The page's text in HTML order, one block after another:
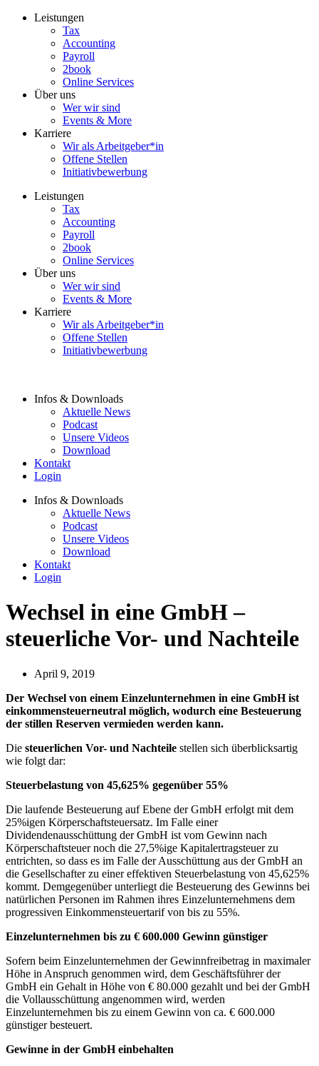
Zum
Leistungen
Tax
Accounting
Payroll
2book
Online Services
Über uns
Wer wir sind
Events & More
Karriere
Wir als Arbeitgeber*in
Offene Stellen
Initiativbewerbung
Leistungen
Tax
Accounting
Payroll
2book
Online Services
Über uns
Wer wir sind
Events & More
Karriere
Wir als Arbeitgeber*in
Offene Stellen
Initiativbewerbung
Infos & Downloads
Aktuelle News
Podcast
Unsere Videos
Download
Kontakt
Login
Infos & Downloads
Aktuelle News
Podcast
Unsere Videos
Download
Kontakt
Login
Wechsel in eine GmbH –
steuerliche Vor- und Nachteile
April 9, 2019
Der Wechsel von einem Einzelunternehmen in eine GmbH ist
einkommensteuerneutral möglich, wodurch eine Besteuerung
der stillen Reserven vermieden werden kann.
Die steuerlichen Vor- und Nachteile stellen sich überblicksartig
wie folgt dar:
Steuerbelastung von 45,625% gegenüber 55%
Die laufende Besteuerung auf Ebene der GmbH erfolgt mit dem
25%igen Körperschaftsteuersatz. Im Falle einer
Dividendenausschüttung der GmbH ist vom Gewinn nach
Körperschaftsteuer noch die 27,5%ige Kapitalertragsteuer zu
entrichten, so dass es im Falle der Ausschüttung aus der GmbH an
die Gesellschafter zu einer effektiven Steuerbelastung von 45,625%
kommt. Demgegenüber unterliegt die Besteuerung des Gewinns bei
natürlichen Personen im Rahmen ihres Einzelunternehmens dem
progressiven Einkommensteuertarif von bis zu 55%.
Einzelunternehmen bis zu € 600.000 Gewinn günstiger
Sofern beim Einzelunternehmen der Gewinnfreibetrag in maximaler
Höhe in Anspruch genommen wird, dem Geschäftsführer der
GmbH ein Gehalt in Höhe von € 80.000 gezahlt und bei der GmbH
die Vollausschüttung angenommen wird, werden
Einzelunternehmen bis zu einem Gewinn von ca. € 600.000
günstiger besteuert.
Gewinne in der GmbH einbehalten